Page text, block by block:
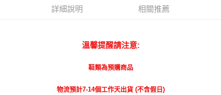
每筆NT$100，滿NT$1,000(含以上)免運費
詳細說明 相關推薦
溫馨提醒請注意:
鞋類為預購商品
物流預計7-14個工作天出貨 (不含假日)